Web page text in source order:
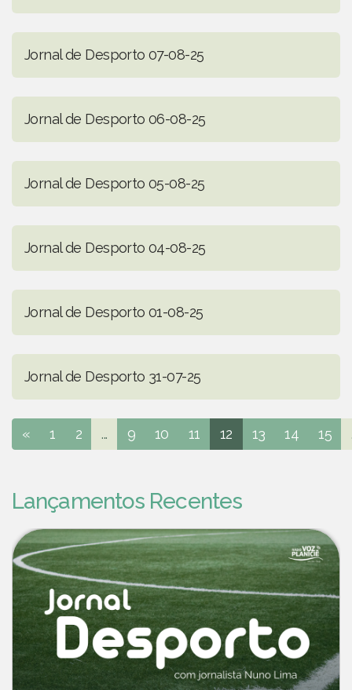
Jornal de Desporto 07-08-25
Jornal de Desporto 06-08-25
Jornal de Desporto 05-08-25
Jornal de Desporto 04-08-25
Jornal de Desporto 01-08-25
Jornal de Desporto 31-07-25
« 1 2 ... 9 10 11 12 13 14 15
Lançamentos Recentes